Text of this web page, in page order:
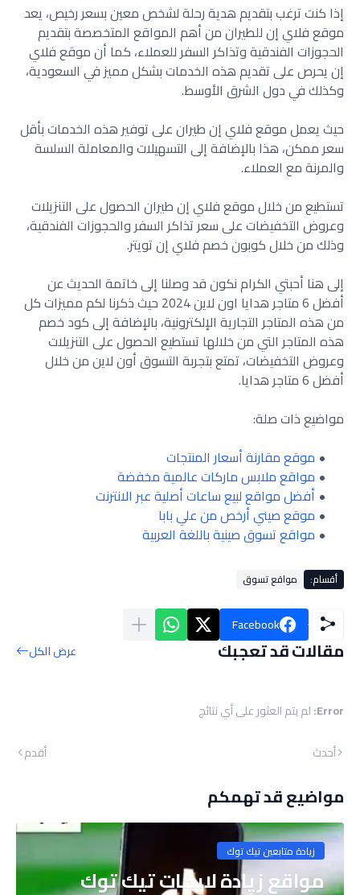
إذا كنت ترغب بتقديم هدية رحلة لشخص معين بسعر رخيص، يعد
موقع فلاي إن للطيران من أهم المواقع المتخصصة بتقديم
الحجوزات الفندقية وتذاكر السفر للعملاء، كما أن موقع فلاي
إن يحرص على تقديم هذه الخدمات بشكل مميز في السعودية،
وكذلك في دول الشرق الأوسط.
حيث يعمل موقع فلاي إن طيران على توفير هذه الخدمات بأقل
سعر ممكن، هذا بالإضافة إلى التسهيلات والمعاملة السلسة
والمرنة مع العملاء.
تستطيع من خلال موقع فلاي إن طيران الحصول على التنزيلات
وعروض التخفيضات على سعر تذاكر السفر والحجوزات الفندقية،
وذلك من خلال كوبون خصم فلاي إن تويتر.
إلى هنا أحبتي الكرام نكون قد وصلنا إلى خاتمة الحديث عن
أفضل 6 متاجر هدايا اون لاين 2024 حيث ذكرنا لكم مميزات كل
من هذه المتاجر التجارية الإلكترونية، بالإضافة إلى كود خصم
هذه المتاجر التي من خلالها تستطيع الحصول على التنزيلات
وعروض التخفيضات، تمتع بتجربة التسوق أون لاين من خلال
أفضل 6 متاجر هدايا.
مواضيع ذات صلة:
موقع مقارنة أسعار المنتجات
مواقع ملابس ماركات عالمية مخفضة
أفضل مواقع لبيع ساعات أصلية عبر الانترنت
موقع صيني أرخص من علي بابا
مواقع تسوق صينية باللغة العربية
أقسام: مواقع تسوق
Facebook
مقالات قد تعجبك عرض الكل
Error: لم يتم العثور على أي نتائج
أحدث
أقدم
مواضيع قد تهمكم
زيادة متابعين تيك توك
مواقع زيادة لايكات تيك توك